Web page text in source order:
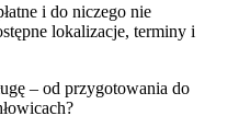
i do niczego nie
lokalizacje, terminy i
– od przygotowania do